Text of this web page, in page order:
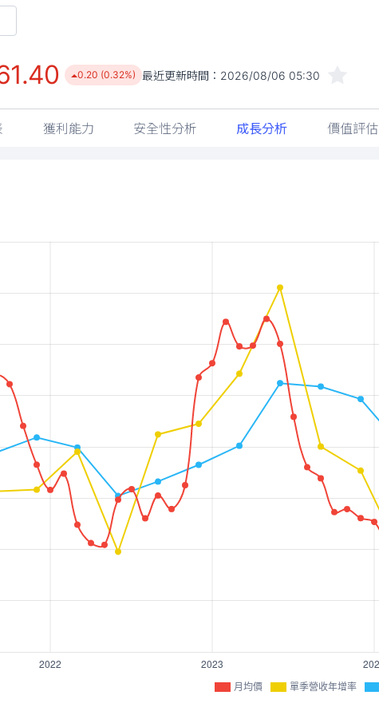
0.20 (0.32%) 最近更新時間： 2026/08/06 05:30
獲利能力 安全性分析 成長分析 價值評估
月均價 單季營收年增率